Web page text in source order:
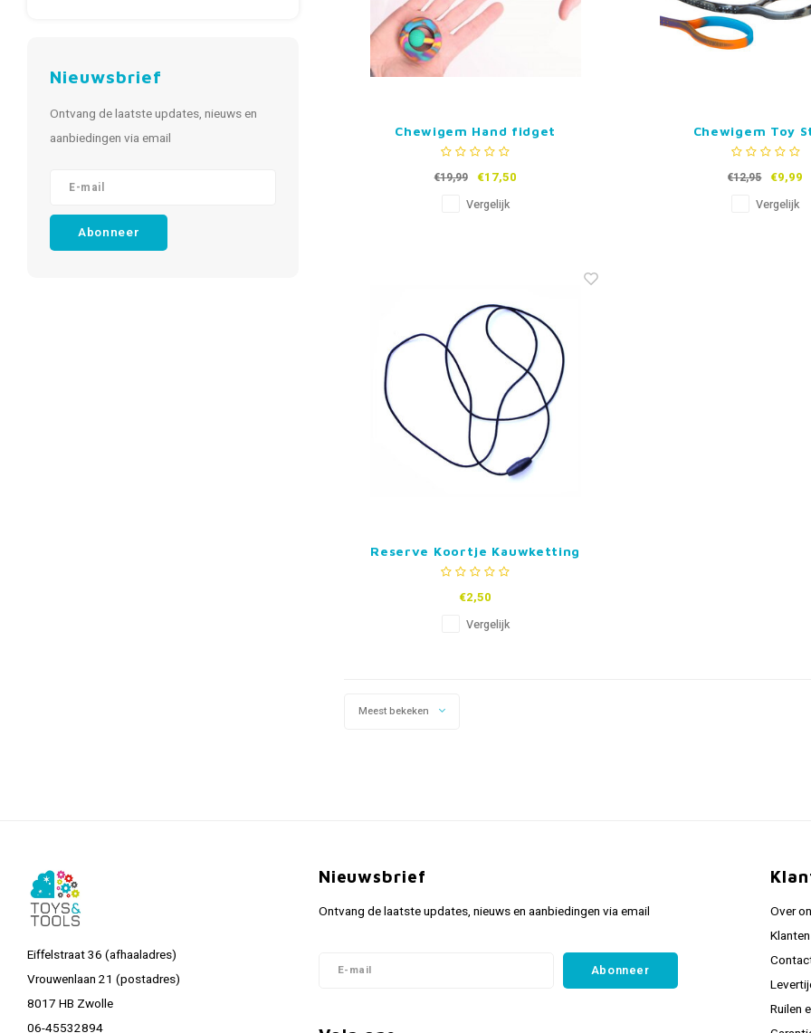
Nieuwsbrief
Ontvang de laatste updates, nieuws en
aanbiedingen via email
Abonneer
Chewigem Hand fidget
€19,99 €17,50
Vergelijk
Chewigem Toy
€12,95 €9,99
Vergelijk
Reserve Koortje Kauwketting
of kliksluiting
€2,50
Vergelijk
Meest bekeken
Eiffelstraat 36 (afhaaladres)
Vrouwenlaan 21 (postadres)
8017 HB Zwolle
06-45532894
Nieuwsbrief
Ontvang de laatste updates, nieuws en aanbiedingen via email
Abonneer
Over
Ruilen